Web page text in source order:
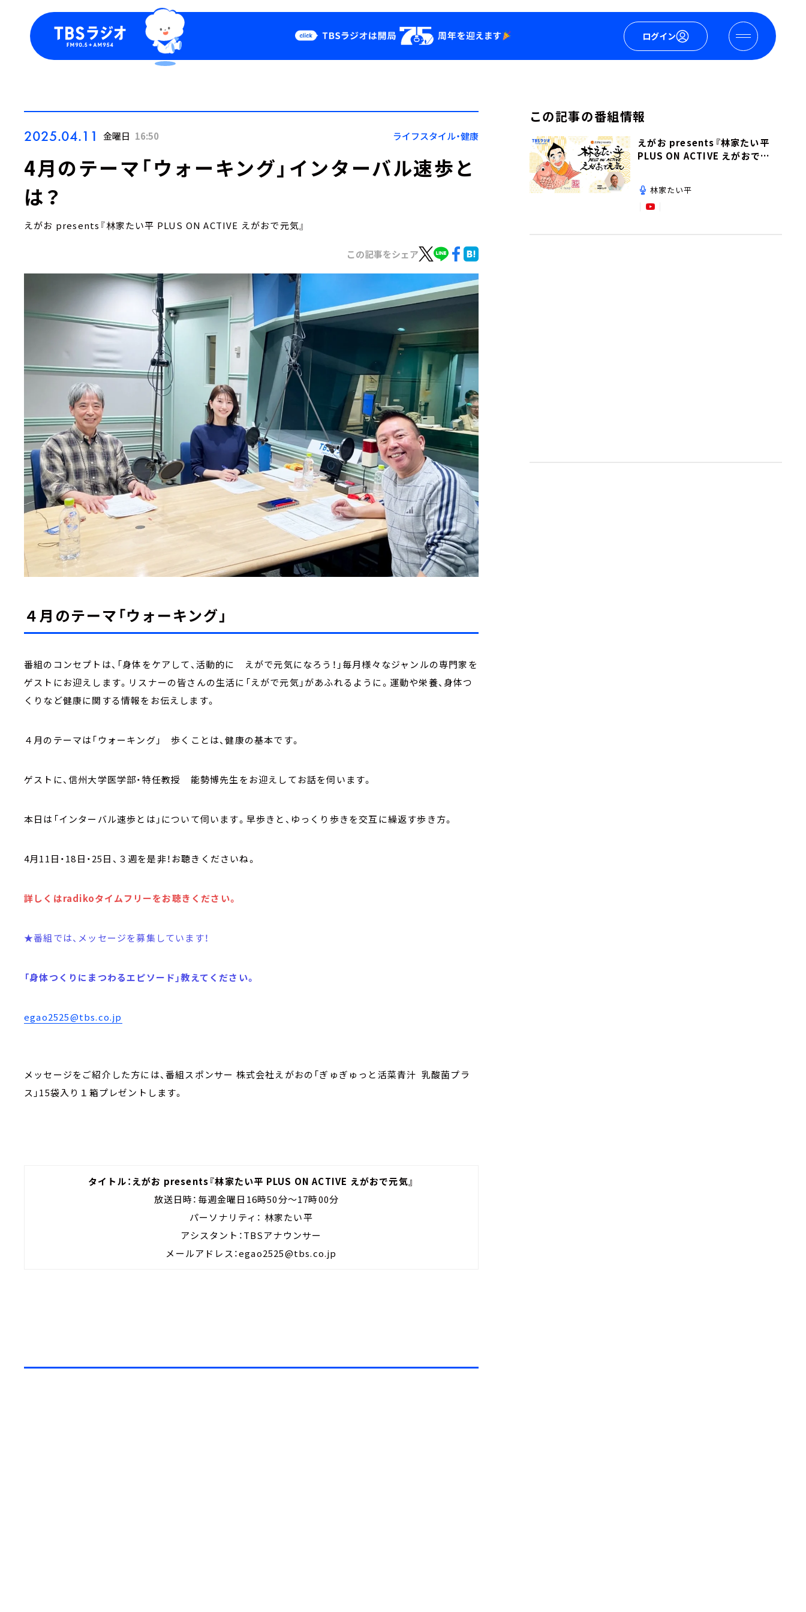
ログイン
Podcast
YouTube
会社情報
2025.04.11 金曜日 16:50 ライフスタイル・健康
4月のテーマ「ウォーキング」インターバル速歩と
は？
えがお presents『林家たい平 PLUS ON ACTIVE えがおで元気』
この記事をシェア
４月のテーマ「ウォーキング」
番組のコンセプトは、「身体をケアして、活動的に えがで元気になろう！」毎月様々なジャンルの専門家を
ゲストにお迎えします。リスナーの皆さんの生活に「えがで元気」があふれるように。運動や栄養、身体つ
くりなど健康に関する情報をお伝えします。
４月のテーマは「ウォーキング」 歩くことは、健康の基本です。
ゲストに、信州大学医学部・特任教授 能勢博先生をお迎えしてお話を伺います。
本日は「インターバル速歩とは」について伺います。早歩きと、ゆっくり歩きを交互に繰返す歩き方。
4月11日・18日・25日、３週を是非！お聴きくださいね。
詳しくはradikoタイムフリーをお聴きください。
★番組では、メッセージを募集しています！
「身体つくりにまつわるエピソード」教えてください。
egao2525@tbs.co.jp
メッセージをご紹介した方には、番組スポンサー 株式会社えがおの「ぎゅぎゅっと活菜青汁 乳酸菌プラ
ス」15袋入り１箱プレゼントします。
タイトル：えがお presents『林家たい平 PLUS ON ACTIVE えがおで元気』
放送日時：毎週金曜日16時50分～17時00分
パーソナリティ： 林家たい平
アシスタント：TBSアナウンサー
メールアドレス：egao2525@tbs.co.jp
この記事の番組情報
えがお presents『林家たい平
PLUS ON ACTIVE えがおで元
林家たい平